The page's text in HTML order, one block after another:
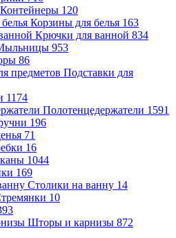
Контейнеры 120
Корзины для белья 163
Крючки для ванной 834
953
86
Подставки для
1174
Полотенцедержатели 1591
196
71
16
1044
169
Столики на ванну 14
10
Шторы и карнизы 872